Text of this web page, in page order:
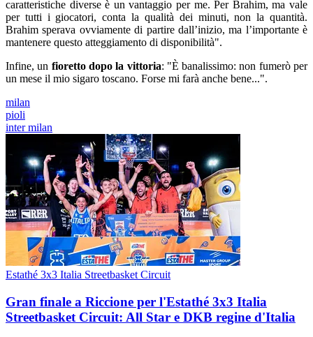
caratteristiche diverse è un vantaggio per me. Per Brahim, ma vale
per tutti i giocatori, conta la qualità dei minuti, non la quantità.
Brahim sperava ovviamente di partire dall’inizio, ma l’importante è
mantenere questo atteggiamento di disponibilità".
Infine, un fioretto dopo la vittoria: "È banalissimo: non fumerò per
un mese il mio sigaro toscano. Forse mi farà anche bene...".
milan
pioli
inter milan
Estathé 3x3 Italia Streetbasket Circuit
Gran finale a Riccione per l'Estathé 3x3 Italia
Streetbasket Circuit: All Star e DKB regine d'Italia